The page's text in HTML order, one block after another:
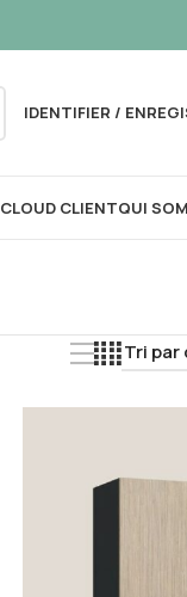
IDENTIFIER /
CLOUD CLIENTQUI